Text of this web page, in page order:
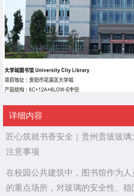
详细内容
匠心筑就书香安全｜贵州贵玻玻
注意事项
在校园公共建筑中，图书馆作为
的重点场所，对玻璃的安全性、